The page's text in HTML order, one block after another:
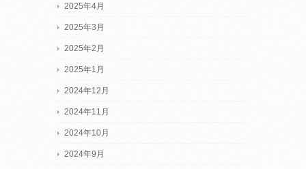
2025年4月
2025年3月
2025年2月
2025年1月
2024年12月
2024年11月
2024年10月
2024年9月